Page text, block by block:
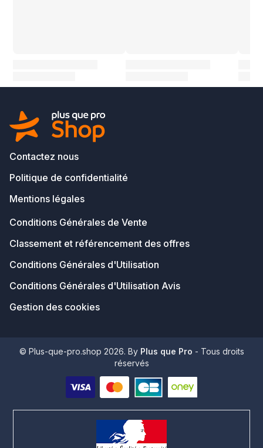
Contactez nous
Politique de confidentialité
Mentions légales
Conditions Générales de Vente
Classement et référencement des offres
Conditions Générales d'Utilisation
Conditions Générales d'Utilisation Avis
Gestion des cookies
© Plus-que-pro.shop 2026. By Plus que Pro - Tous droits
réservés